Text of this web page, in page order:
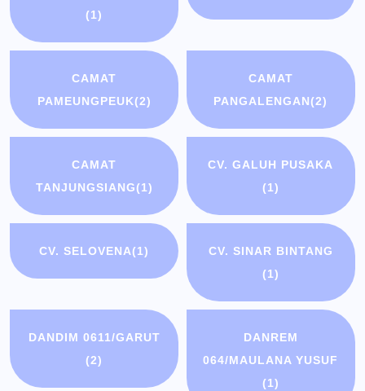
(1)
CAMAT
PAMEUNGPEUK(2)
CAMAT
PANGALENGAN(2)
CAMAT
TANJUNGSIANG(1)
CV. GALUH PUSAKA
(1)
CV. SELOVENA(1)
CV. SINAR BINTANG
(1)
DANDIM 0611/GARUT
(2)
DANREM
064/MAULANA YUSUF
(1)